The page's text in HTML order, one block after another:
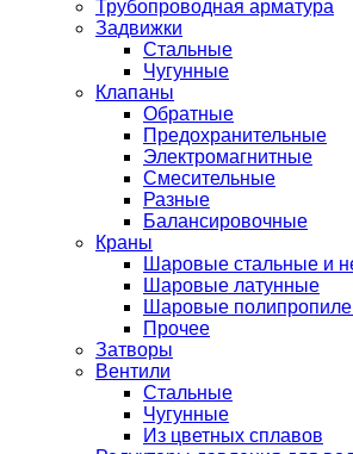
Трубопроводная арматура
Задвижки
Стальные
Чугунные
Клапаны
Обратные
Предохранительные
Электромагнитные
Смесительные
Разные
Балансировочные
Краны
Шаровые стальные и
Шаровые латунные
Шаровые
Прочее
Затворы
Вентили
Стальные
Чугунные
Из цветных сплавов